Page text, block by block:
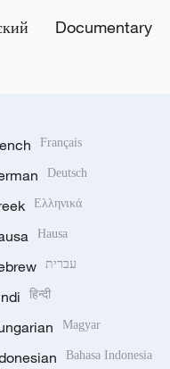
Documentary
Français
Deutsch
Ελληνικά
Hausa
עברית
हिन्दी
Magyar
Bahasa Indonesia